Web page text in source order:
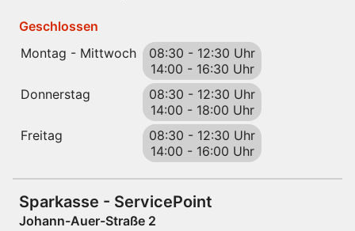
Geschlossen
Montag - Mittwoch
08:30 - 12:30 Uhr
14:00 - 16:30 Uhr
Donnerstag
08:30 - 12:30 Uhr
14:00 - 18:00 Uhr
Freitag
08:30 - 12:30 Uhr
14:00 - 16:00 Uhr
Sparkasse - ServicePoint
Johann-Auer-Straße 2